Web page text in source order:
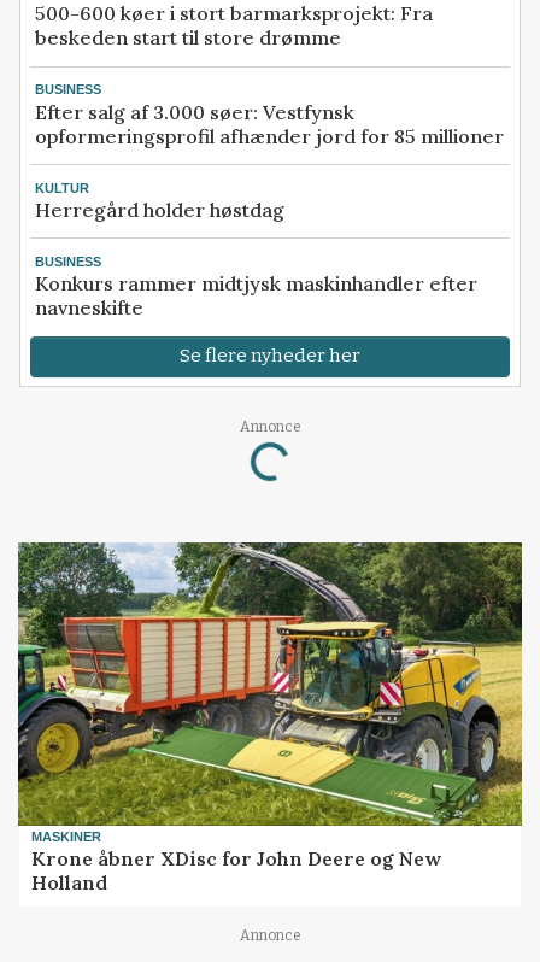
500-600 køer i stort barmarksprojekt: Fra
beskeden start til store drømme
BUSINESS
Efter salg af 3.000 søer: Vestfynsk
opformeringsprofil afhænder jord for 85 millioner
KULTUR
Herregård holder høstdag
BUSINESS
Konkurs rammer midtjysk maskinhandler efter
navneskifte
Se flere nyheder her
Annonce
Loading...
MASKINER
Krone åbner XDisc for John Deere og New
Holland
Annonce